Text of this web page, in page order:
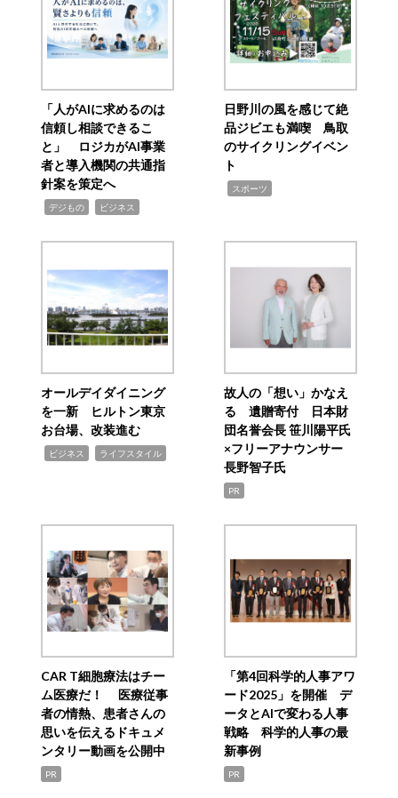
「人がAIに求めるのは
信頼し相談できるこ
と」 ロジカがAI事業
者と導入機関の共通指
針案を策定へ
デジもの ビジネス
日野川の風を感じて絶
品ジビエも満喫 鳥取
のサイクリングイベン
ト
スポーツ
オールデイダイニング
を一新 ヒルトン東京
お台場、改装進む
ビジネス ライフスタイル
故人の「想い」かなえ
る 遺贈寄付 日本財
団名誉会長 笹川陽平氏
×フリーアナウンサー
長野智子氏
PR
CAR T細胞療法はチー
ム医療だ！ 医療従事
者の情熱、患者さんの
思いを伝えるドキュメ
ンタリー動画を公開中
PR
「第4回科学的人事アワ
ード2025」を開催 デ
ータとAIで変わる人事
戦略 科学的人事の最
新事例
PR